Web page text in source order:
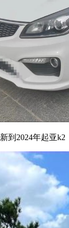
新到2024年起亚k2